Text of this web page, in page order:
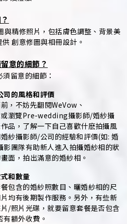
與精修照片，包括膚色調整、背景美
創意修圖與相冊設計。
意的細節？
留意的細節：
司的風格和評價
，不妨先翻閱WeVow、
瀏覽Pre-wedding攝影師/婚紗攝
品，了解一下自己喜歡什麽拍攝風
紗攝影師/公司的經驗和評價(如: 婚
團隊有助新人進入拍攝婚紗相的狀
面，拍出滿意的婚紗相。
和數量
包含的婚紗照數目、曬婚紗相的尺
均有後期製作服務。另外，有些新
/照片光碟，就要留意套餐是否包含
額外收費。